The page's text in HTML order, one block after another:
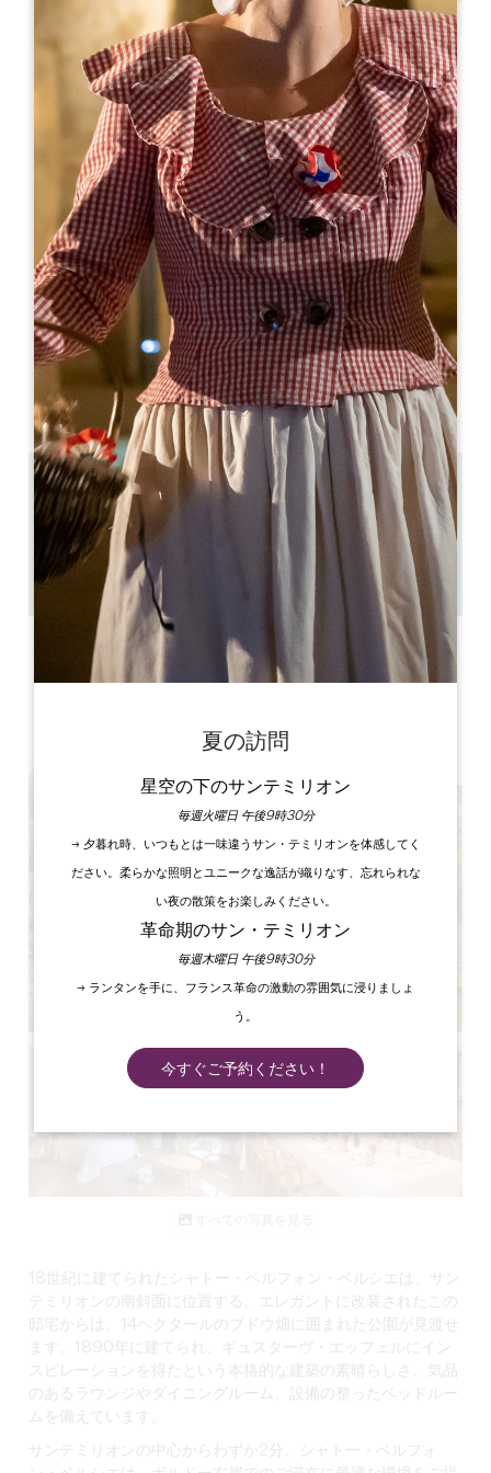
18世紀に建てられたシャトー・ベルフォン・ベルシエは、サン
テミリオンの南斜面に位置する。エレガントに改装されたこの
邸宅からは、14ヘクタールのブドウ畑に囲まれた公園が見渡せ
ます。1890年に建てられ、ギュスターヴ・エッフェルにイン
スピレーションを得たという本格的な建築の素晴らしさ、気品
のあるラウンジやダイニングルーム、設備の整ったベッドルー
ムを備えています。
サンテミリオンの中心からわずか2分、シャトー・ベルフォ
Leaflet
より
290€/泊
Château Bellefont-Belcier
1725 Route des Coteaux
33330 SAINT-LAURENT-DES-COMBES
05 57 25 79 83
07 89 42 43 26
reservation@vignoblesk.com
開幕月
1 2 3 4 5 6 7 8 9 1 1
3 km
14
28 人々
2
GPSコードをコピーする
ラベル
夏の訪問
星空の下のサンテミリオン
毎週火曜日 午後9時30分
→ 夕暮れ時、いつもとは一味違うサン・テミリオンを体感してく
ださい。柔らかな照明とユニークな逸話が織りなす、忘れられな
い夜の散策をお楽しみください。
革命期のサン・テミリオン
毎週木曜日 午後9時30分
→ ランタンを手に、フランス革命の激動の雰囲気に浸りましょ
う。
今すぐご予約ください！